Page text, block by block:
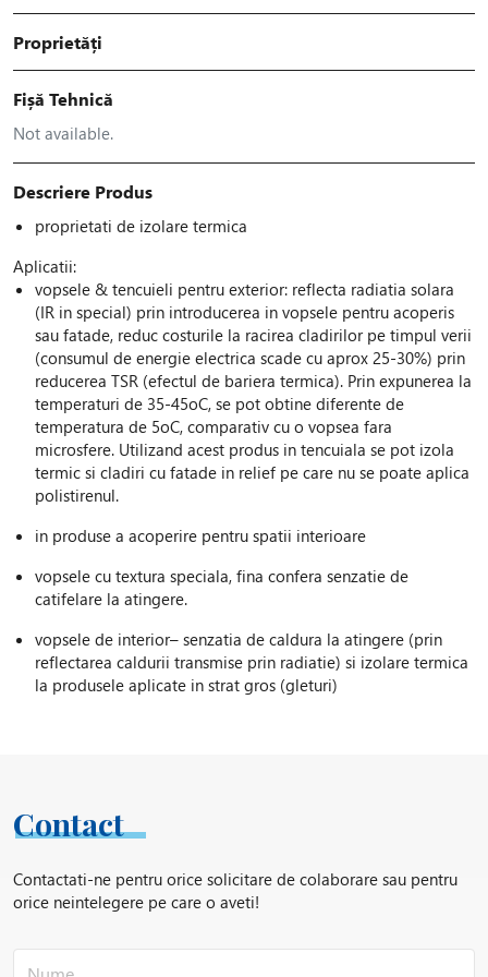
Proprietăți
Fișă Tehnică
Not available.
Descriere Produs
proprietati de izolare termica
Aplicatii:
vopsele & tencuieli pentru exterior: reflecta radiatia solara
(IR in special) prin introducerea in vopsele pentru acoperis
sau fatade, reduc costurile la racirea cladirilor pe timpul verii
(consumul de energie electrica scade cu aprox 25-30%) prin
reducerea TSR (efectul de bariera termica). Prin expunerea la
temperaturi de 35-45oC, se pot obtine diferente de
temperatura de 5oC, comparativ cu o vopsea fara
microsfere. Utilizand acest produs in tencuiala se pot izola
termic si cladiri cu fatade in relief pe care nu se poate aplica
polistirenul.
in produse a acoperire pentru spatii interioare
vopsele cu textura speciala, fina confera senzatie de
catifelare la atingere.
vopsele de interior– senzatia de caldura la atingere (prin
reflectarea caldurii transmise prin radiatie) si izolare termica
la produsele aplicate in strat gros (gleturi)
Adaugarea se face spre finalul procesului de productie
(finisare), la turatii reduse, viteza periferica mica. Dupa aplicare
simpla atingere si se poate simti diferenta de temperatura.
Vopseaua cu acest produs are proprietatea de a mentine
timp se creaza o bariera termica/tampon termic intre peretele
exterior rece si aerul cald, impiedicand crearea condensului. Se
Contact
Contactati-ne pentru orice solicitare de colaborare sau pentru
orice neintelegere pe care o aveti!